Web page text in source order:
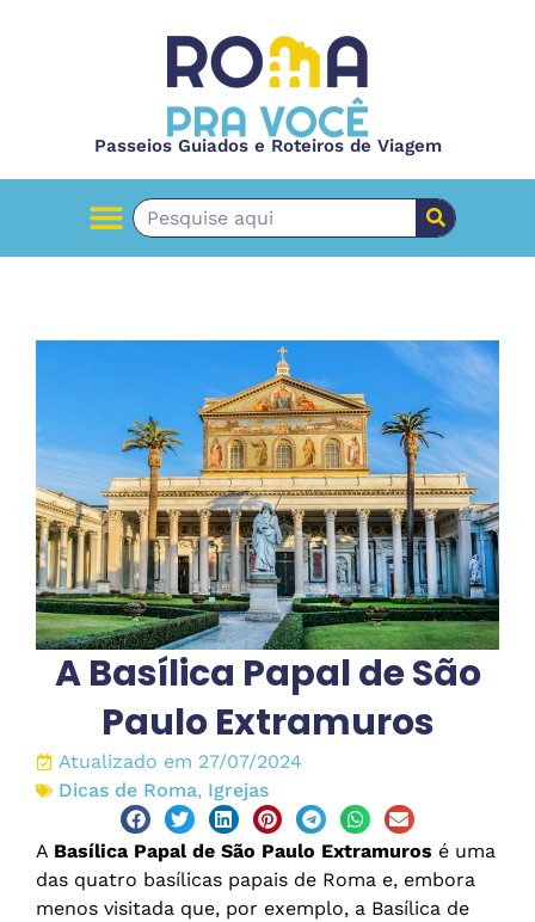
Passeios Guiados e Roteiros de Viagem
A Basílica Papal de São
Paulo Extramuros
Atualizado em 27/07/2024
Dicas de Roma, Igrejas
A Basílica Papal de São Paulo Extramuros é uma
das quatro basílicas papais de Roma e, embora
menos visitada que, por exemplo, a Basílica de